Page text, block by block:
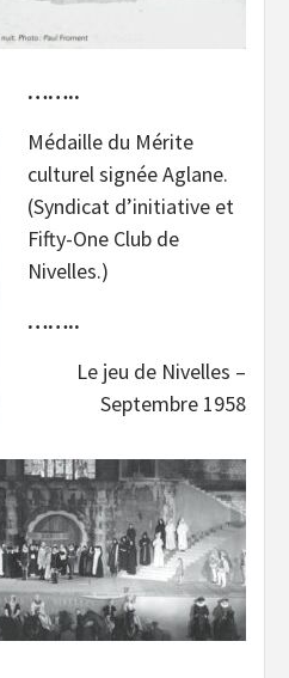
……..
Médaille du Mérite
culturel signée Aglane.
(Syndicat d’initiative et
Fifty-One Club de
Nivelles.)
……..
Le jeu de Nivelles –
Septembre 1958